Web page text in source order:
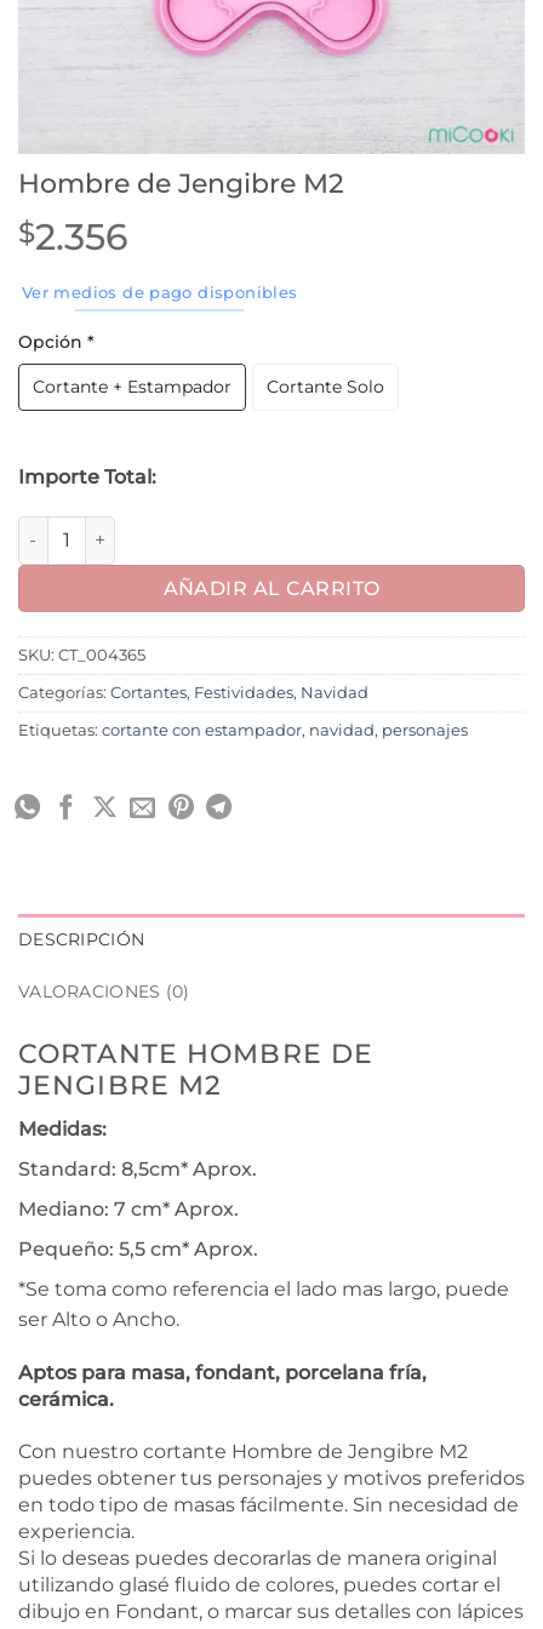
Hombre de Jengibre M2
$2.356
Ver medios de pago disponibles
Opción *
Cortante + Estampador Cortante Solo
Importe Total:
Hombre de Jengibre M2 cantidad
AÑADIR AL CARRITO
SKU: CT_004365
Categorías: Cortantes, Festividades, Navidad
Etiquetas: cortante con estampador, navidad, personajes
DESCRIPCIÓN
VALORACIONES (0)
CORTANTE HOMBRE DE
JENGIBRE M2
Medidas:
Standard: 8,5cm* Aprox.
Mediano: 7 cm* Aprox.
Pequeño: 5,5 cm* Aprox.
*Se toma como referencia el lado mas largo, puede
ser Alto o Ancho.
Aptos para masa, fondant, porcelana fría,
cerámica.
Con nuestro cortante Hombre de Jengibre M2
puedes obtener tus personajes y motivos preferidos
en todo tipo de masas fácilmente. Sin necesidad de
experiencia.
Si lo deseas puedes decorarlas de manera original
utilizando glasé fluido de colores, puedes cortar el
dibujo en Fondant, o marcar sus detalles con lápices